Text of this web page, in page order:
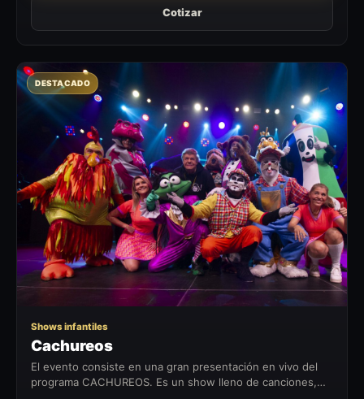
Cotizar
C
DESTACADO
Shows infantiles
Cachureos
El evento consiste en una gran presentación en vivo del
programa CACHUREOS. Es un show lleno de canciones,